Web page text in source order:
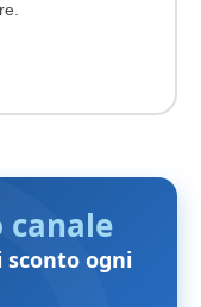
canale
sconto ogni